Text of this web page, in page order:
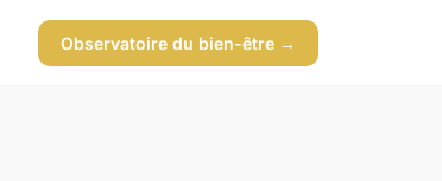
Observatoire du bien-être →